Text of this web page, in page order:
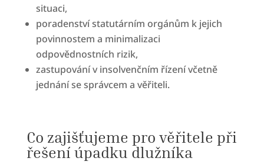
situaci,
poradenství statutárním orgánům k jejich
povinnostem a minimalizaci
odpovědnostních rizik,
zastupování v insolvenčním řízení včetně
jednání se správcem a věřiteli.
Co zajišťujeme pro věřitele při
řešení úpadku dlužníka